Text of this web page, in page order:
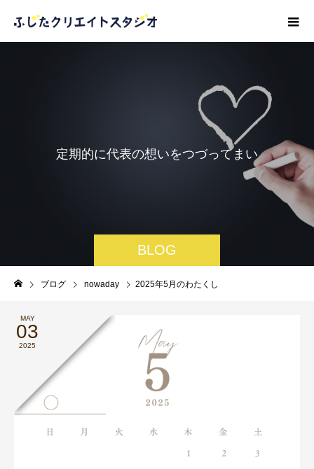
BLOG
的に代表の想いをつづってまいり ます。
ブログ nowaday 2025年5月のわたくし
MAY
03
2025